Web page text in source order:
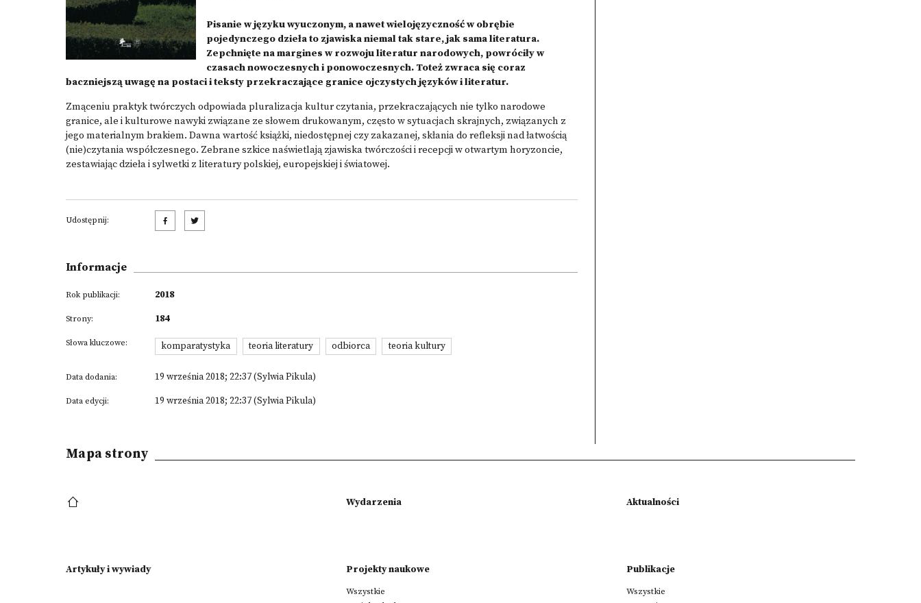
Pisanie w języku wyuczonym, a nawet wielojęzyczność w obrębie
pojedynczego dzieła to zjawiska niemal tak stare, jak sama literatura.
Zepchnięte na margines w rozwoju literatur narodowych, powróciły w
czasach nowoczesnych i ponowoczesnych. Toteż zwraca się coraz
baczniejszą uwagę na postaci i teksty przekraczające granice ojczystych języków i literatur.
Zmąceniu praktyk twórczych odpowiada pluralizacja kultur czytania, przekraczających nie tylko narodowe
granice, ale i kulturowe nawyki związane ze słowem drukowanym, często w sytuacjach skrajnych, związanych z
jego materialnym brakiem. Dawna wartość książki, niedostępnej czy zakazanej, skłania do refleksji nad łatwością
(nie)czytania współczesnego. Zebrane szkice naświetlają zjawiska twórczości i recepcji w otwartym horyzoncie,
zestawiając dzieła i sylwetki z literatury polskiej, europejskiej i światowej.
Udostępnij:
Informacje
Rok publikacji: 2018
Strony: 184
Słowa kluczowe: komparatystyka teoria literatury odbiorca teoria kultury
Data dodania: 19 września 2018; 22:37 (Sylwia Pikula)
Data edycji: 19 września 2018; 22:37 (Sylwia Pikula)
Mapa strony
Wydarzenia Aktualności
Artykuły i wywiady Projekty naukowe
Wszystkie
Publikacje
Wszystkie